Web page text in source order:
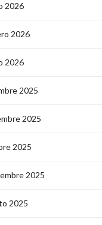
2026
2026
2026
2025
2025
2025
2025
2025